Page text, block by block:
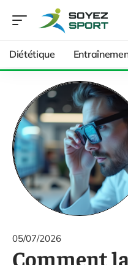
Diététique
05/07/2026
Comment